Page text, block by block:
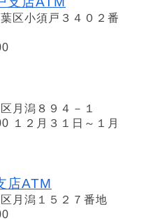
区小須戸３４０２番
月潟８９４－１
１２月３１日～１月
店ATM
月潟１５２７番地